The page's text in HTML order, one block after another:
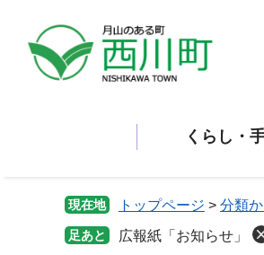
くらし・
現在地 トップページ > 分類
足あと 広報紙「お知らせ」